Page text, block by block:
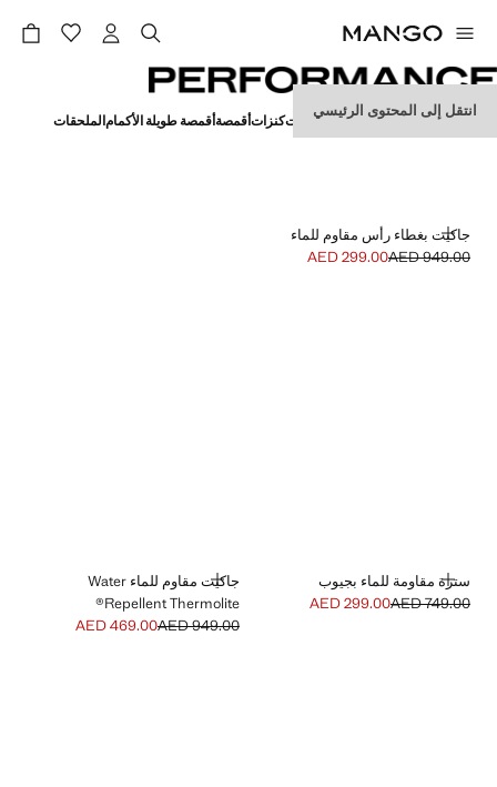
انتقل إلى المحتوى الرئيسي
PERFORMANCE
كلهاجاكيتاتأقمصة بولوبنطلوناتبلوزاتكنزاتأقمصةأقمصة طويلة الأكمامالملحقات
جاكيت بغطاء رأس مقاوم للماء
إضافة
السعر الأول محذوف [AED 949.00 ]
AED 949.00
السعر الحالي [AED 299.00 ]AED 299.00
سترة مقاومة للماء بجيوب
إضافة
السعر الأول محذوف [AED 749.00 ]
AED 749.00
السعر الحالي [AED 299.00 ]AED 299.00
جاكيت مقاوم للماء Water
Repellent Thermolite®
إضافة
السعر الأول محذوف [AED 949.00 ]
AED 949.00
السعر الحالي [AED 469.00 ]AED 469.00